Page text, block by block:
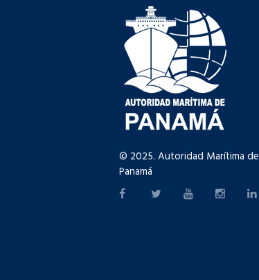
© 2025. Autoridad Marítima de
Panamá